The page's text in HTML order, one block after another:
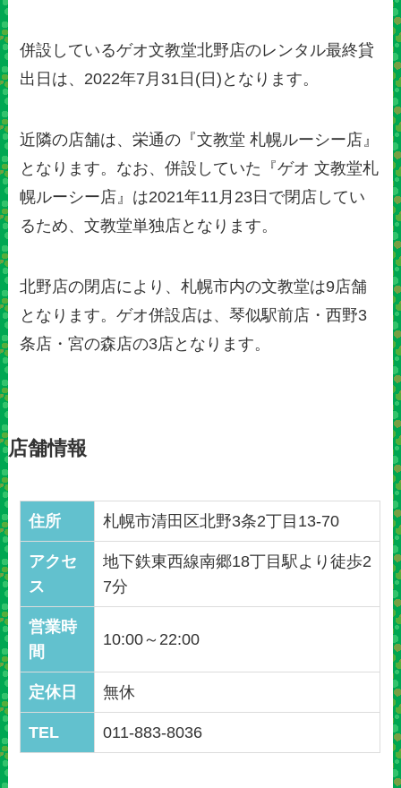
併設しているゲオ文教堂北野店のレンタル最終貸
出日は、2022年7月31日(日)となります。
近隣の店舗は、栄通の『文教堂 札幌ルーシー店』
となります。なお、併設していた『ゲオ 文教堂札
幌ルーシー店』は2021年11月23日で閉店してい
るため、文教堂単独店となります。
北野店の閉店により、札幌市内の文教堂は9店舗
となります。ゲオ併設店は、琴似駅前店・西野3
条店・宮の森店の3店となります。
店舗情報
住所 札幌市清田区北野3条2丁目13-70
アクセ
ス
地下鉄東西線南郷18丁目駅より徒歩2
7分
営業時
間
10:00～22:00
定休日 無休
TEL 011-883-8036